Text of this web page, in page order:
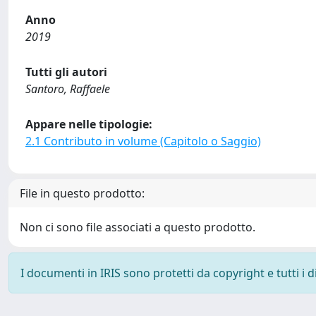
Anno
2019
Tutti gli autori
Santoro, Raffaele
Appare nelle tipologie:
2.1 Contributo in volume (Capitolo o Saggio)
File in questo prodotto:
Non ci sono file associati a questo prodotto.
I documenti in IRIS sono protetti da copyright e tutti i